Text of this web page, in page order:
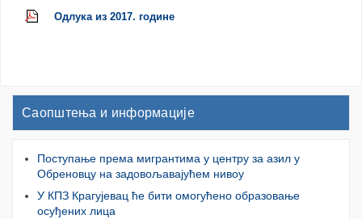
Одлука из 2017. године
Саопштења и информације
Поступање према мигрантима у центру за азил у
Обреновцу на задовољавајућем нивоу
У КПЗ Крагујевац ће бити омогућено образовање
осуђених лица